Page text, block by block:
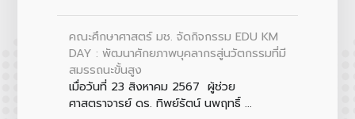
คณะศึกษาศาสตร์ มช. จัดกิจกรรม EDU KM
DAY : พัฒนาศักยภาพบุคลากรสู่นวัตกรรมที่มี
สมรรถนะขั้นสูง
เมื่อวันที่ 23 สิงหาคม 2567 ผู้ช่วย
ศาสตราจารย์ ดร. ทิพย์รัตน์ นพฤทธิ์ ...